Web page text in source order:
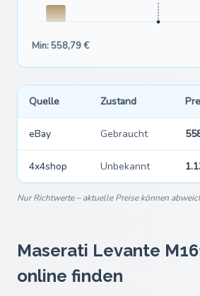
Min: 558,79 €
Quelle Zustand
eBay Gebraucht
4x4shop Unbekannt
Nur Richtwerte – aktuelle Preise können
Maserati Levante
online finden